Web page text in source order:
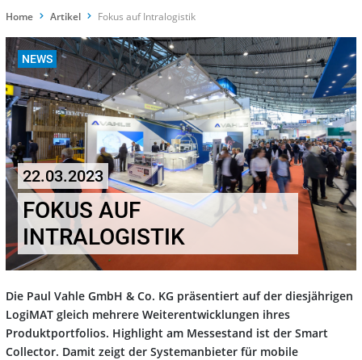
Home Artikel Fokus auf Intralogistik
NEWS
22.03.2023
FOKUS AUF
INTRALOGISTIK
Die Paul Vahle GmbH & Co. KG präsentiert auf der diesjährigen
LogiMAT gleich mehrere Weiterentwicklungen ihres
Produktportfolios. Highlight am Messestand ist der Smart
Collector. Damit zeigt der Systemanbieter für mobile